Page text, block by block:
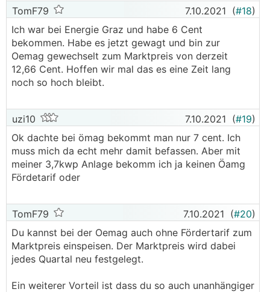
TomF79 7.10.2021 (#18)
Ich war bei Energie Graz und habe 6 Cent
bekommen. Habe es jetzt gewagt und bin zur
Oemag gewechselt zum Marktpreis von derzeit
12,66 Cent. Hoffen wir mal das es eine Zeit lang
noch so hoch bleibt.
uzi10 7.10.2021 (#19)
Ok dachte bei ömag bekommt man nur 7 cent. Ich
muss mich da echt mehr damit befassen. Aber mit
meiner 3,7kwp Anlage bekomm ich ja keinen Öamg
Fördetarif oder
TomF79 7.10.2021 (#20)
Du kannst bei der Oemag auch ohne Fördertarif zum
Marktpreis einspeisen. Der Marktpreis wird dabei
jedes Quartal neu festgelegt.
Ein weiterer Vorteil ist dass du so auch unanhängiger